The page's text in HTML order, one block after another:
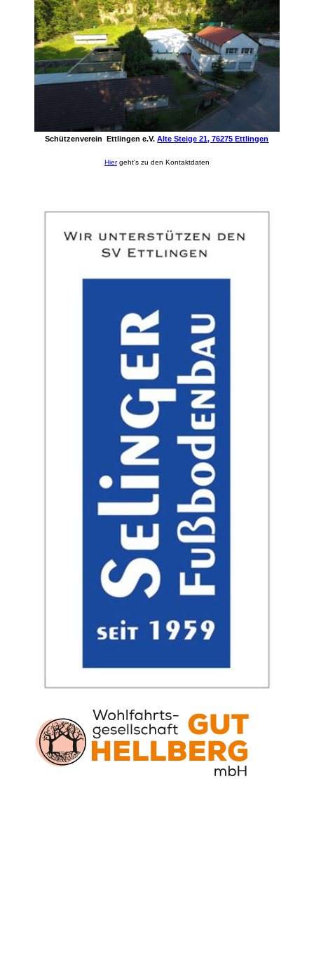
Schützenverein Ettlingen e.V. Alte Steige 21, 76275 Ettlingen
Hiergeht's zu den Kontaktdaten